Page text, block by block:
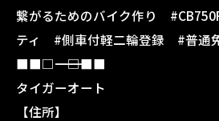
繋がるためのバイク作り
ティ #側車付軽二輪登録 #普通
■■□―――――――――――――――――――□■■
タイガーオート
【住所】